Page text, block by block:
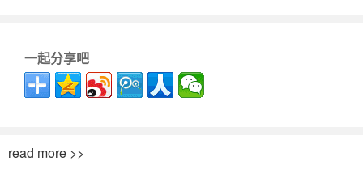
一起分享吧
read more >>